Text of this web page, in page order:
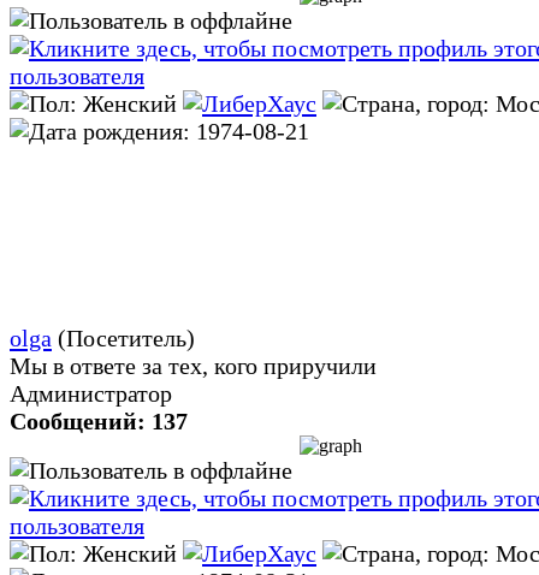
olga (Посетитель)
Мы в ответе за тех, кого приручили
Администратор
Сообщений: 137